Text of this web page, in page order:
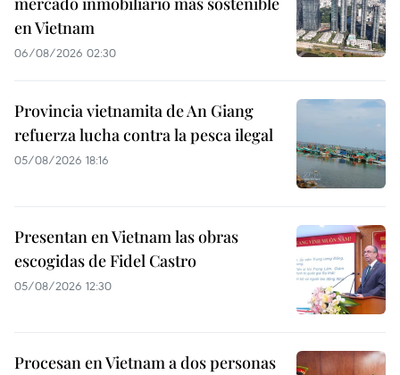
en Vietnam
06/08/2026 02:30
Provincia vietnamita de An Giang
refuerza lucha contra la pesca ilegal
05/08/2026 18:16
Presentan en Vietnam las obras
escogidas de Fidel Castro
05/08/2026 12:30
Procesan en Vietnam a dos personas